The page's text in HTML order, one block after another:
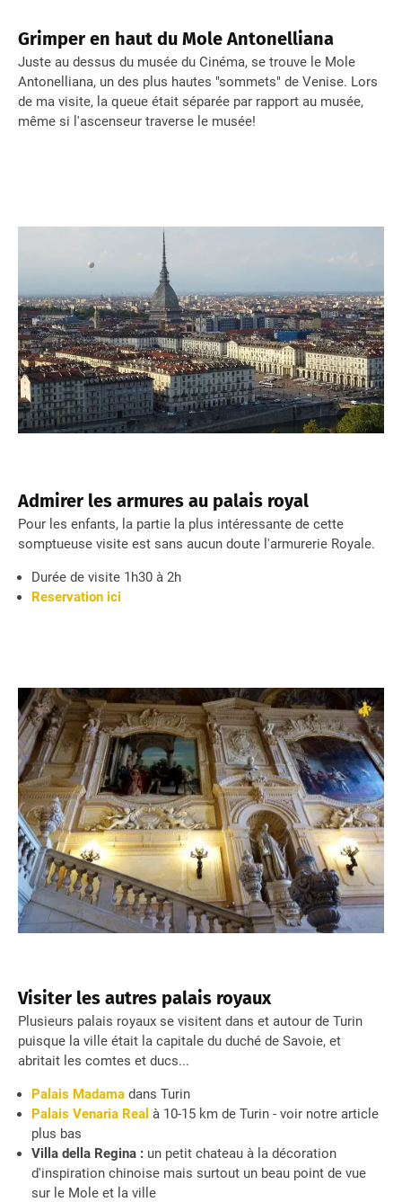
Grimper en haut du Mole Antonelliana
Juste au dessus du musée du Cinéma, se trouve le Mole
Antonelliana, un des plus hautes "sommets" de Venise. Lors
de ma visite, la queue était séparée par rapport au musée,
même si l'ascenseur traverse le musée!
Admirer les armures au palais royal
Pour les enfants, la partie la plus intéressante de cette
somptueuse visite est sans aucun doute l'armurerie Royale.
Durée de visite 1h30 à 2h
Reservation ici
Visiter les autres palais royaux
Plusieurs palais royaux se visitent dans et autour de Turin
puisque la ville était la capitale du duché de Savoie, et
abritait les comtes et ducs...
Palais Madama dans Turin
Palais Venaria Real à 10-15 km de Turin - voir notre article
plus bas
Villa della Regina : un petit chateau à la décoration
d'inspiration chinoise mais surtout un beau point de vue
sur le Mole et la ville